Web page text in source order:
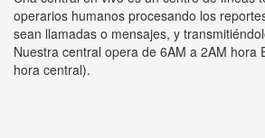
operarios humanos procesando los
sean llamadas o mensajes, y
Nuestra central opera de 6AM a 2AM hora
hora central).